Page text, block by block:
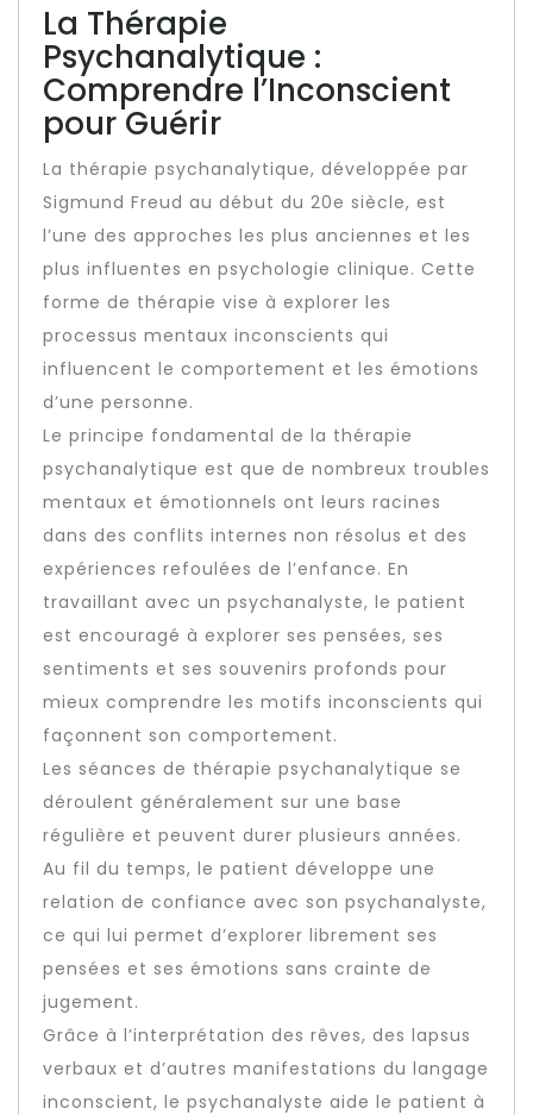
La Thérapie
Psychanalytique :
Comprendre l’Inconscient
pour Guérir
La thérapie psychanalytique, développée par
Sigmund Freud au début du 20e siècle, est
l’une des approches les plus anciennes et les
plus influentes en psychologie clinique. Cette
forme de thérapie vise à explorer les
processus mentaux inconscients qui
influencent le comportement et les émotions
d’une personne.
Le principe fondamental de la thérapie
psychanalytique est que de nombreux troubles
mentaux et émotionnels ont leurs racines
dans des conflits internes non résolus et des
expériences refoulées de l’enfance. En
travaillant avec un psychanalyste, le patient
est encouragé à explorer ses pensées, ses
sentiments et ses souvenirs profonds pour
mieux comprendre les motifs inconscients qui
façonnent son comportement.
Les séances de thérapie psychanalytique se
déroulent généralement sur une base
régulière et peuvent durer plusieurs années.
Au fil du temps, le patient développe une
relation de confiance avec son psychanalyste,
ce qui lui permet d’explorer librement ses
pensées et ses émotions sans crainte de
jugement.
Grâce à l’interprétation des rêves, des lapsus
verbaux et d’autres manifestations du langage
inconscient, le psychanalyste aide le patient à